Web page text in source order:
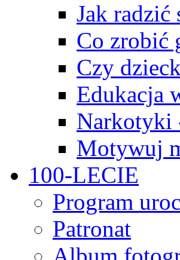
Jak radzić
Co zrobić
Czy
Edukacja
Narkotyki
Motywuj
100-LECIE
Program
Patronat